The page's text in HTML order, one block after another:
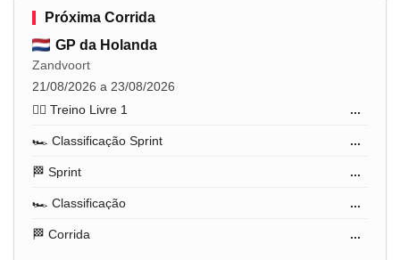
Próxima Corrida
GP da Holanda
Zandvoort
21/08/2026 a 23/08/2026
🏋️‍♂️ Treino Livre 1
...
🏎️ Classificação Sprint ...
🏁 Sprint ...
🏎️ Classificação ...
🏁 Corrida ...